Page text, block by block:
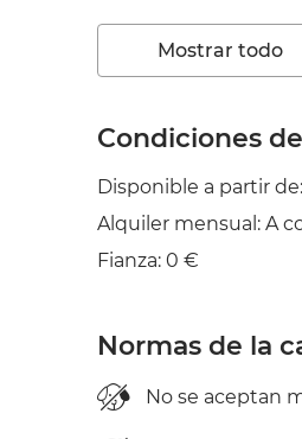
Tendedero
Mostrar todo
Condiciones
Disponible a partir
Alquiler mensual: A
Fianza: 0 €
Normas de la
No se aceptan